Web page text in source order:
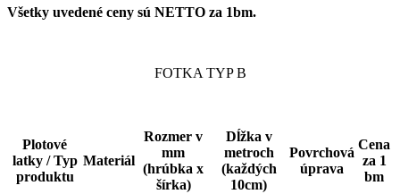
Všetky uvedené ceny sú NETTO za 1bm.
FOTKA TYP B
Plotové
latky / Typ
produktu
Materiál
Rozmer v
mm
(hrúbka x
šírka)
Dĺžka v
metroch
(každých
10cm)
Povrchová
úprava
Cena
za 1
bm